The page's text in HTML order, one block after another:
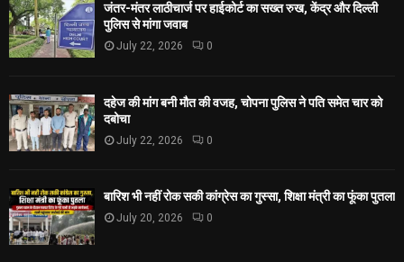
जंतर-मंतर लाठीचार्ज पर हाईकोर्ट का सख्त रुख, केंद्र और दिल्ली
पुलिस से मांगा जवाब
July 22, 2026 0
दहेज की मांग बनी मौत की वजह, चोपना पुलिस ने पति समेत चार को
दबोचा
July 22, 2026 0
बारिश भी नहीं रोक सकी कांग्रेस का गुस्सा, शिक्षा मंत्री का फूंका पुतला
July 20, 2026 0